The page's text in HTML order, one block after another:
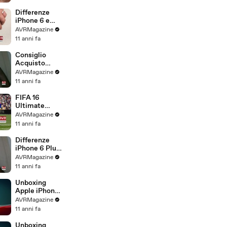
Differenze
iPhone 6 e
iPhone 6S -
AVRMagazine
AVRMagazine
11 anni fa
Consiglio
Acquisto
iPhone 6S e
iPhone 6S
AVRMagazine
.com
AVRMagazine
11 anni fa
FIFA 16
Ultimate
Team gioco di
calcio per
Android -
AVRMagazine
.com
AVRMagazine
11 anni fa
Differenze
iPhone 6 Plus
e iPhone 6S
Plus -
.com
AVRMagazine
11 anni fa
Unboxing
Apple iPhone
6S Plus
Italiano -
.com
AVRMagazine
11 anni fa